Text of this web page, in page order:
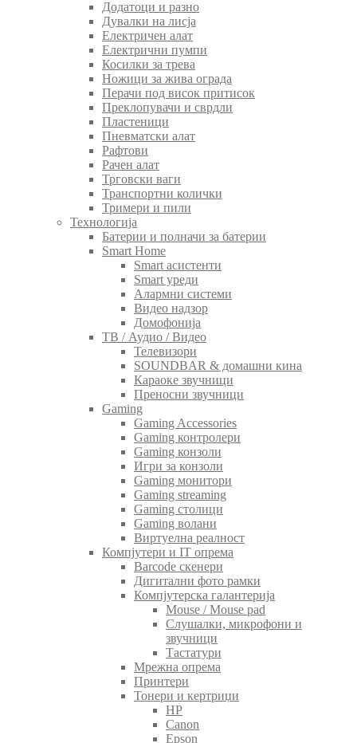
Додатоци и разно
Дувалки на лисја
Електричен алат
Електрични пумпи
Косилки за трева
Ножици за жива ограда
Перачи под висок притисок
Преклопувачи и сврдли
Пластеници
Пневматски алат
Рафтови
Рачен алат
Трговски ваги
Транспортни колички
Тримери и пили
Технологија
Батерии и полначи за батерии
Smart Home
Smart асистенти
Smart уреди
Алармни системи
Видео надзор
Домофонија
ТВ / Аудио / Видео
Телевизори
SOUNDBAR & домашни кина
Караоке звучници
Преносни звучници
Gaming
Gaming Accessories
Gaming контролери
Gaming конзоли
Игри за конзоли
Gaming монитори
Gaming streaming
Gaming столици
Gaming волани
Виртуелна реалност
Компјутери и IT опрема
Barcode скенери
Дигитални фото рамки
Компјутерска галантерија
Mouse / Mouse pad
Слушалки, микрофони и
звучници
Тастатури
Мрежна опрема
Принтери
Тонери и кертриџи
HP
Canon
Epson